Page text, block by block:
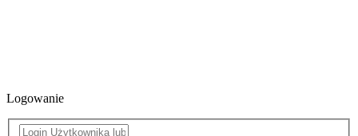
Logowanie